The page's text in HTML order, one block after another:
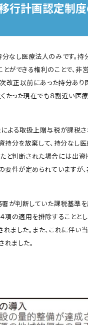
行計画認定制度
なし医療法人のみです。
ができる権利のことで、
次改正以前にあった持分あ
たった現在でも８割近い
よる取扱上贈与税が課税
資持分を放棄して、持分なし
と判断された場合には出
要件が定められていますが
署が判断していた課税基準
の適用を排除することと
ました。また、これに伴い
ました。